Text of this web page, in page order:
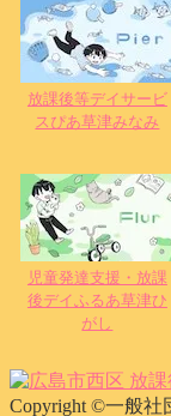
放課後等デイサービ
スぴあ草津みなみ
児童発達支援・放課
後デイふるあ草津ひ
がし
Copyright ©一般社